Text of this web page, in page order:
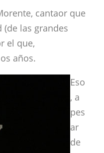
cantaor que
las grandes
el que,
años.
Eso
, a
pes
ar
de